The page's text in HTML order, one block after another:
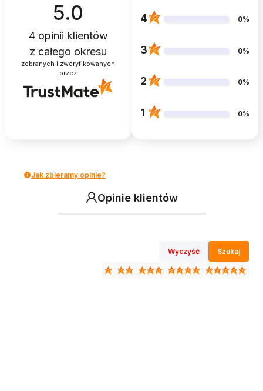
5.0
4opinii klientów
z całego okresu
zebranych i zweryfikowanych
przez
4 0%
3 0%
2 0%
1 0%
Jak zbieramy opinie?
Opinie klientów
Wyczyść Szukaj